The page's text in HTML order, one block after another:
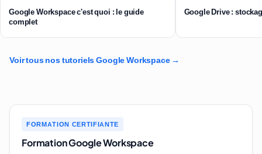
Google Workspace c'est quoi : le guide
complet
Google Drive :
Voir tous nos tutoriels Google Workspace →
FORMATION CERTIFIANTE
Formation Google Workspace